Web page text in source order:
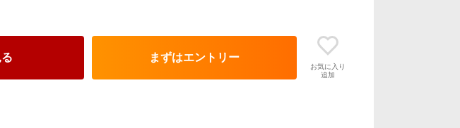
万円アップすると 月額給与が6万6000円アップ！
と報酬の両立
磨くほど評価が上がる明確なランク制度
まずはエントリー
お気に入り
追加